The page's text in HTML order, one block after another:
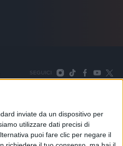
inviate da un dispositivo per
utilizzare dati precisi di
puoi fare clic per negare il
SEGUICI
254441 | Fax +39
TORNA SU